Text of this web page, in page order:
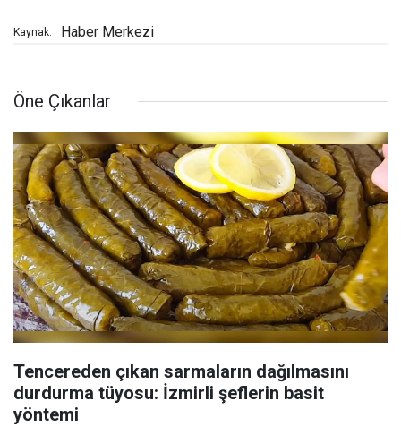
Kaynak: Haber Merkezi
Öne Çıkanlar
Tencereden çıkan sarmaların dağılmasını
durdurma tüyosu: İzmirli şeflerin basit
yöntemi